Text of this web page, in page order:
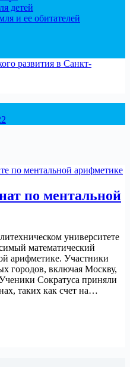
детей
и ее обитателей
по ментальной
университете
математический
арифметике. Участники
городов, включая Москву,
Сократуса приняли
таких как счет на…